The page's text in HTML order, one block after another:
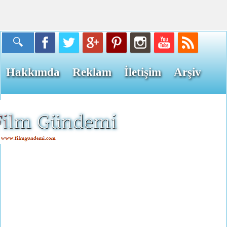
Hakkımda Reklam İletişim Arşiv